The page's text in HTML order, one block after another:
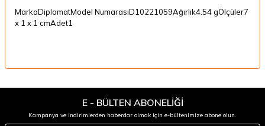
MarkaDiplomatModel NumarasıD10221059Ağırlık4.54 gÖlçüler7
x 1 x 1 cmAdet1
E - BÜLTEN ABONELİĞİ
Kampanya ve indirimlerden haberdar olmak için e-bültenimize abone olun.